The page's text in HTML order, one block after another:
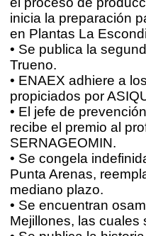
inicia la preparación
en Plantas La
• Se publica la
Trueno.
• ENAEX adhiere a
propiciados por
• El jefe de
recibe el premio al
SERNAGEOMIN.
• Se congela
Punta Arenas,
mediano plazo.
• Se encuentran
Mejillones, las cuales